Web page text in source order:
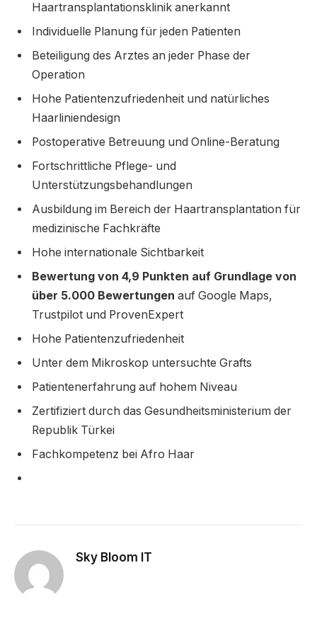
Haartransplantationsklinik anerkannt
Individuelle Planung für jeden Patienten
Beteiligung des Arztes an jeder Phase der
Operation
Hohe Patientenzufriedenheit und natürliches
Haarliniendesign
Postoperative Betreuung und Online-Beratung
Fortschrittliche Pflege- und
Unterstützungsbehandlungen
Ausbildung im Bereich der Haartransplantation für
medizinische Fachkräfte
Hohe internationale Sichtbarkeit
Bewertung von 4,9 Punkten auf Grundlage von
über 5.000 Bewertungen auf Google Maps,
Trustpilot und ProvenExpert
Hohe Patientenzufriedenheit
Unter dem Mikroskop untersuchte Grafts
Patientenerfahrung auf hohem Niveau
Zertifiziert durch das Gesundheitsministerium der
Republik Türkei
Fachkompetenz bei Afro Haar
Sky Bloom IT